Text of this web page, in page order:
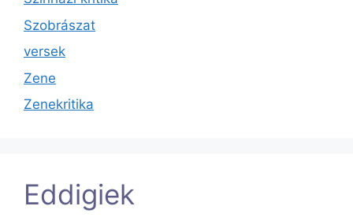
Szobrászat
versek
Zene
Zenekritika
Eddigiek